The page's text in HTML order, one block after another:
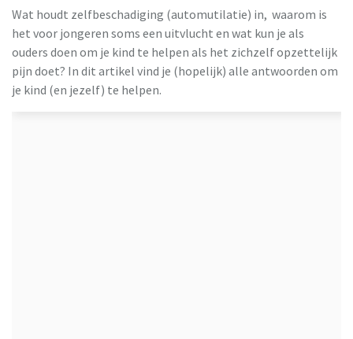
Wat houdt zelfbeschadiging (automutilatie) in, waarom is
het voor jongeren soms een uitvlucht en wat kun je als
ouders doen om je kind te helpen als het zichzelf opzettelijk
pijn doet? In dit artikel vind je (hopelijk) alle antwoorden om
je kind (en jezelf) te helpen.